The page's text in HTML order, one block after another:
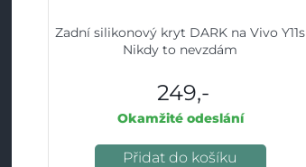
Zadní silikonový kryt DARK na Vivo Y11s
Nikdy to nevzdám
249,-
Okamžité odeslání
Přidat do košíku